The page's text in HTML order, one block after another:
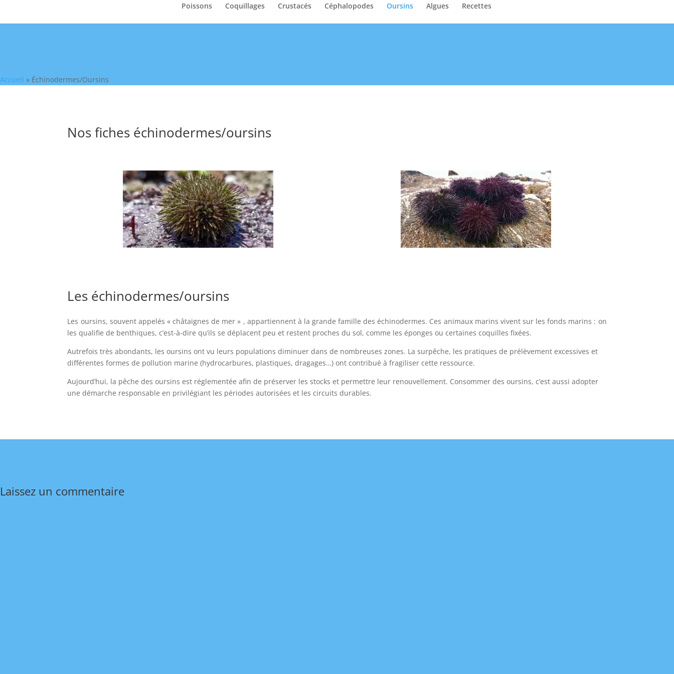
Poissons Coquillages Crustacés Céphalopodes Oursins Algues Recettes
Accueil » Échinodermes/Oursins
Nos fiches échinodermes/oursins
Les échinodermes/oursins
Les oursins, souvent appelés « châtaignes de mer » , appartiennent à la grande famille des échinodermes. Ces animaux marins vivent sur les fonds marins : on
les qualifie de benthiques, c’est-à-dire qu’ils se déplacent peu et restent proches du sol, comme les éponges ou certaines coquilles fixées.
Autrefois très abondants, les oursins ont vu leurs populations diminuer dans de nombreuses zones. La surpêche, les pratiques de prélèvement excessives et
différentes formes de pollution marine (hydrocarbures, plastiques, dragages…) ont contribué à fragiliser cette ressource.
Aujourd’hui, la pêche des oursins est réglementée afin de préserver les stocks et permettre leur renouvellement. Consommer des oursins, c’est aussi adopter
une démarche responsable en privilégiant les périodes autorisées et les circuits durables.
Laissez un commentaire